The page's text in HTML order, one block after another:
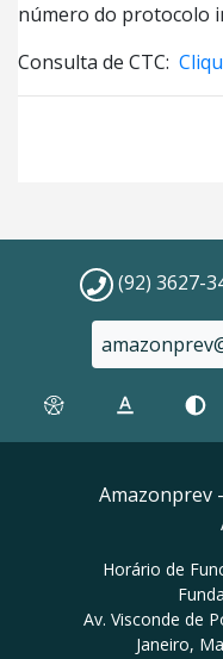
número do protocolo
Consulta de CTC:
(92) 3627-
Amazonprev
Horário de
Av. Visconde de
Janeiro,